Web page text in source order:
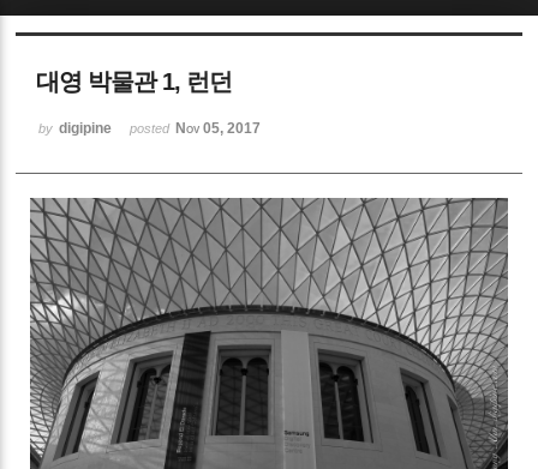
대영 박물관 1, 런던
by digipine posted Nov 05, 2017
Sketchbook5, 스케치북5
Sketchbook5, 스케치북5